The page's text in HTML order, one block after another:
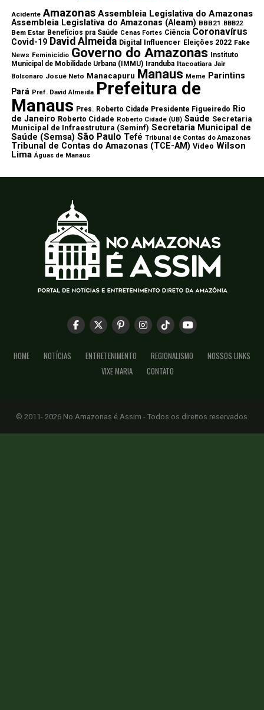
Acidente Amazonas Assembleia Legislativa do Amazonas
Assembleia Legislativa do Amazonas (Aleam) BBB21 BBB22
Bem Estar Benefícios pra Saúde Cenas Fortes Ciência Coronavírus
Covid-19 David Almeida Digital Influencer Eleições 2022 Fake
News Feminicídio Governo do Amazonas
Instituto
Municipal de Mobilidade Urbana (IMMU)
Iranduba Itacoatiara Jair
Bolsonaro Josué Neto Manacapuru Manaus Meme
Parintins
Pará Pref. David Almeida Prefeitura de
Manaus Pres. Roberto Cidade Presidente Figueiredo Rio
de Janeiro Roberto Cidade Roberto Cidade (UB) Saúde Secretaria
Municipal de Infraestrutura (Seminf) Secretaria Municipal de
Saúde (Semsa) São Paulo Tefé Tribunal de Contas do Amazonas
Tribunal de Contas do Amazonas (TCE-AM) Vídeo Wilson
Lima Águas de Manaus
HOME NOTÍCIAS ENTRETENIMENTO REGIONALISMO
NOSSOS LINKS
VIXE MARIA
CONTATO
© 2011- 2026 No Amazonas é Assim - Todos os direitos reservados